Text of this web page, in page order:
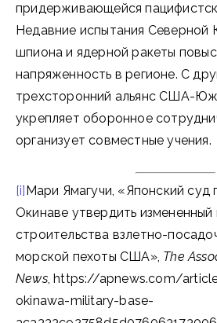
придерживающейся
Недавние испытания Северной
шпиона и ядерной ракеты
напряженность в регионе. С
трехсторонний альянс США-
укрепляет оборонное
организует совместные учения.
[i]Мари Ямагучи, «Японский суд
Окинаве утвердить измененный
строительства взлетно-
морской пехоты США», The
News, https://apnews.com/
okinawa-military-base-